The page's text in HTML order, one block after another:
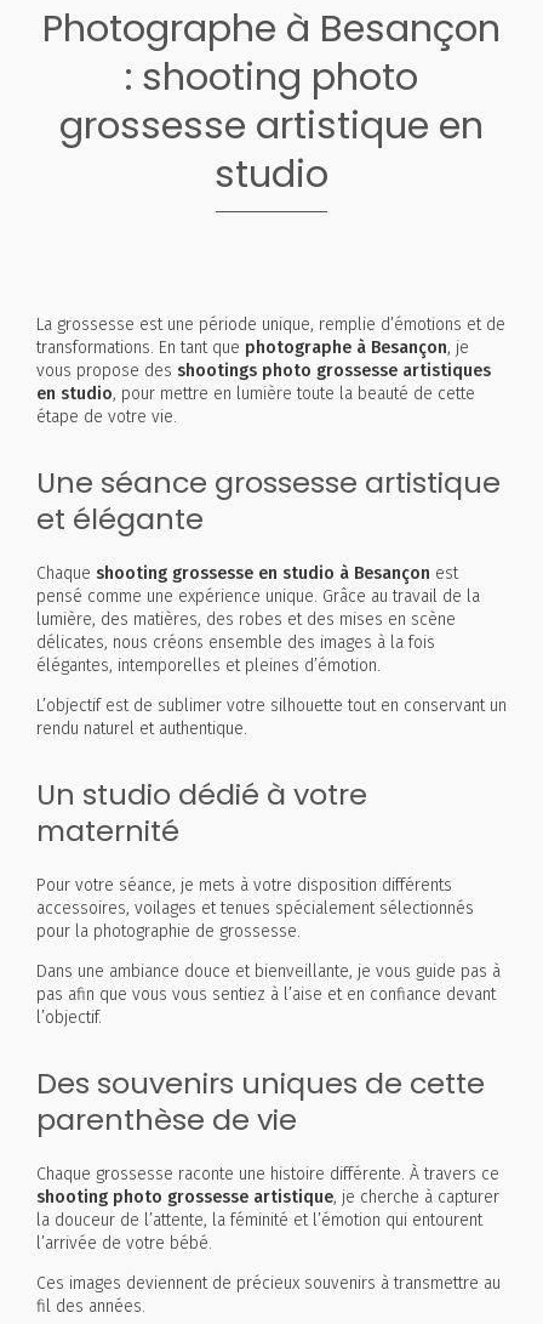
Photographe à Besançon
: shooting photo
grossesse artistique en
studio
La grossesse est une période unique, remplie d’émotions et de
transformations. En tant que photographe à Besançon, je
vous propose des shootings photo grossesse artistiques
en studio, pour mettre en lumière toute la beauté de cette
étape de votre vie.
Une séance grossesse artistique
et élégante
Chaque shooting grossesse en studio à Besançon est
pensé comme une expérience unique. Grâce au travail de la
lumière, des matières, des robes et des mises en scène
délicates, nous créons ensemble des images à la fois
élégantes, intemporelles et pleines d’émotion.
L’objectif est de sublimer votre silhouette tout en conservant un
rendu naturel et authentique.
Un studio dédié à votre
maternité
Pour votre séance, je mets à votre disposition différents
accessoires, voilages et tenues spécialement sélectionnés
pour la photographie de grossesse.
Dans une ambiance douce et bienveillante, je vous guide pas à
pas afin que vous vous sentiez à l’aise et en confiance devant
l’objectif.
Des souvenirs uniques de cette
parenthèse de vie
Chaque grossesse raconte une histoire différente. À travers ce
shooting photo grossesse artistique, je cherche à capturer
la douceur de l’attente, la féminité et l’émotion qui entourent
l’arrivée de votre bébé.
Ces images deviennent de précieux souvenirs à transmettre au
fil des années.